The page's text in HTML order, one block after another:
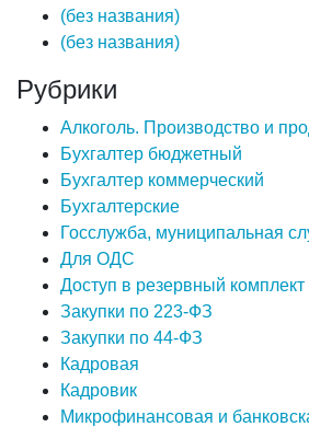
(без названия)
(без названия)
Рубрики
Алкоголь. Производство и
Бухгалтер бюджетный
Бухгалтер коммерческий
Бухгалтерские
Госслужба, муниципальная
Для ОДС
Доступ в резервный комплект
Закупки по 223-ФЗ
Закупки по 44-ФЗ
Кадровая
Кадровик
Микрофинансовая и